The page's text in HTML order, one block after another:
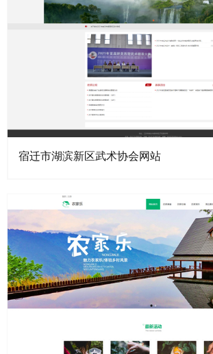
宿迁市湖滨新区武术协会网站